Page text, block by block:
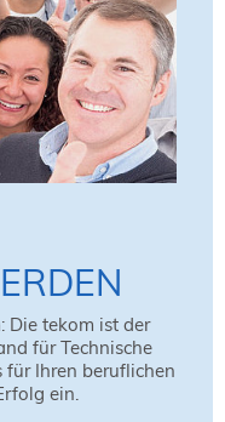
Die tekom ist der
für Technische
Ihren beruflichen
ein.